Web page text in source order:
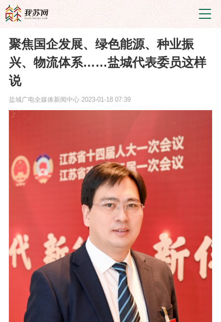
聚焦国企发展、绿色能源、种业振
兴、物流体系……盐城代表委员这样
说
盐城广电全媒体新闻中心 2023-01-18 07:39